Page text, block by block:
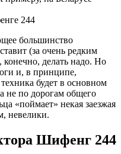
большинство
(за очень редким
делать надо. Но
и, в принципе,
будет в основном
не по дорогам общего
«поймает» некая заезжая
невелики.
Шифенг 244